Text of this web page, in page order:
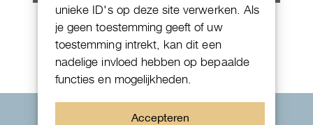
unieke ID's op deze site verwerken. Als
je geen toestemming geeft of uw
toestemming intrekt, kan dit een
nadelige invloed hebben op bepaalde
functies en mogelijkheden.
Accepteren
IWC Aquatimer Chronograph